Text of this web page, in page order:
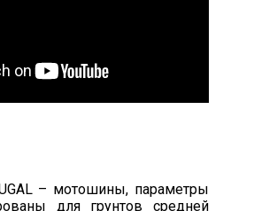
– мотошины, параметры
для грунтов средней